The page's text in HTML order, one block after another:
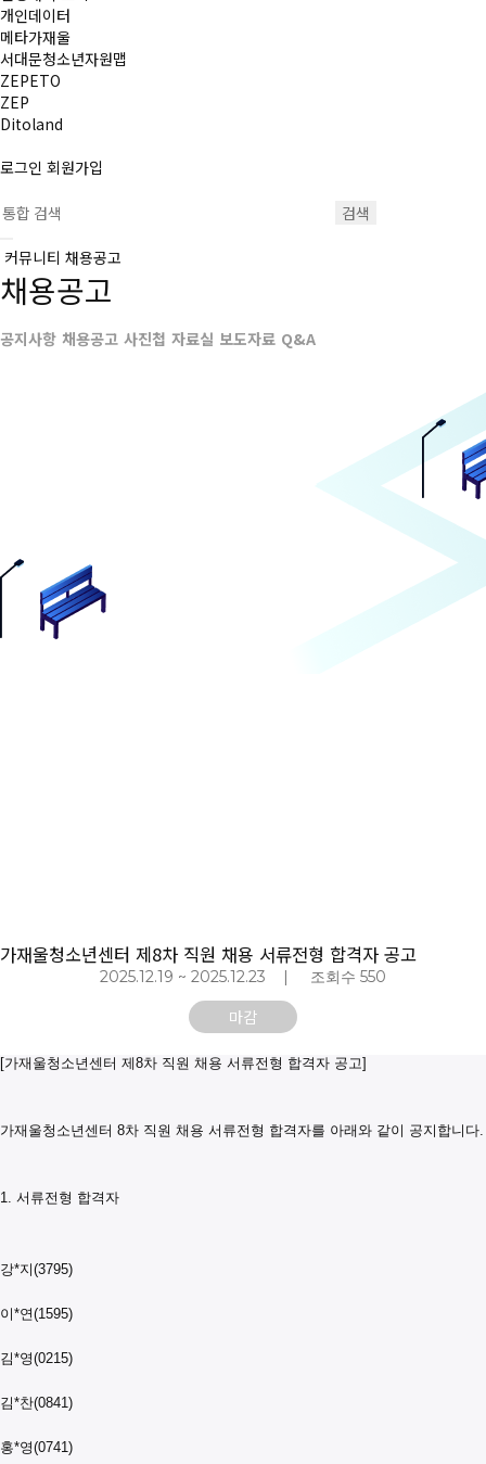
개인데이터
메타가재울
서대문청소년자원맵
ZEPETO
ZEP
Ditoland
로그인 회원가입
검색
커뮤니티 채용공고
채용공고
공지사항 채용공고 사진첩 자료실 보도자료 Q&A
가재울청소년센터 제8차 직원 채용 서류전형 합격자 공고
2025.12.19 ~ 2025.12.23 | 조회수 550
마감
[가재울청소년센터 제8차 직원 채용 서류전형 합격자 공고]
가재울청소년센터 8차 직원 채용 서류전형 합격자를 아래와 같이 공지합니다.
1. 서류전형 합격자
강*지(3795)
이*연(1595)
김*영(0215)
김*찬(0841)
홍*영(0741)